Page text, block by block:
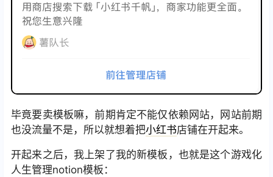
毕竟要卖模板嘛，前期肯定不能仅依赖网站，网站前期
也没流量不是，所以就想着把小红书店铺在开起来。
开起来之后，我上架了我的新模板，也就是这个游戏化
人生管理notion模板：